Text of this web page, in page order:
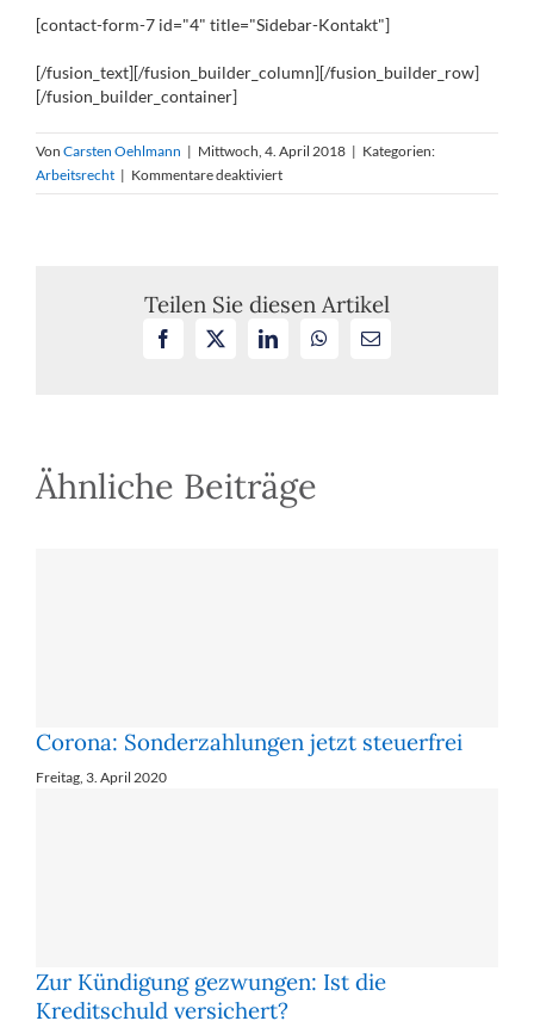
[contact-form-7 id="4" title="Sidebar-Kontakt"]
[/fusion_text][/fusion_builder_column][/fusion_builder_row]
[/fusion_builder_container]
Von Carsten Oehlmann | Mittwoch, 4. April 2018 | Kategorien:
Arbeitsrecht | Kommentare deaktiviertfür
AGB-
Urlaubsgenehmigung
durch
Teilen Sie diesen Artikel
Facebook LinkedInWhatsApp
E-
Ähnliche Beiträge
Corona: Son­der­zah­lun­gen jetzt steu­er­frei
Freitag, 3. April 2020
Zur Kündigung gezwungen: Ist die
Kreditschuld versichert?